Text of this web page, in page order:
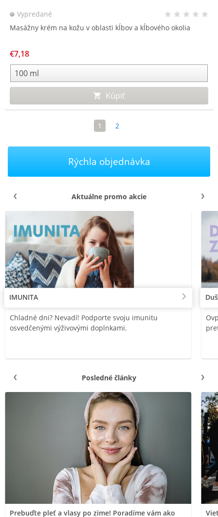
Vypredané
Masážny krém na kožu v oblasti kĺbov a kĺbového okolia
€7,18
Kúpiť
1 2
Rýchla objednávka
Aktuálne promo akcie
IMUNITA
Chladné dni? Nevadí! Podporte svoju imunitu
osvedčenými výživovými doplnkami.
Posledné články
Prebuďte pleť a vlasy po zime! Poradíme vám ako